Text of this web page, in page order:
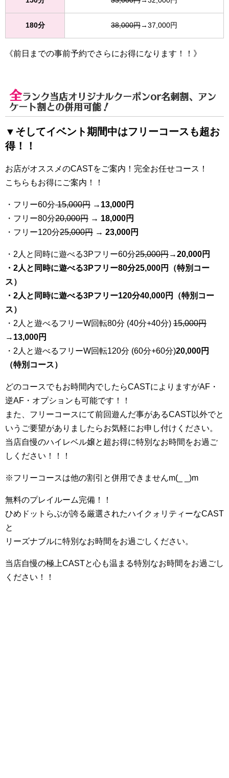
180分 38,000円→37,000円
《前日までの事前予約でさらにお得になります！！》
全ランク当店オリジナルクーポンor名刺割、アン
ケート割との併用可能！
▼そしてイベント期間中はフリーコースも超お
得！！
お店がオススメのCASTをご案内！完全お任せコース！
こちらもお得にご案内！！
・フリー60分15,000円 → 13,000円
・フリー80分20,000円 → 18,000円
・フリー120分25,000円 → 23,000円
・2人と同時に遊べる3Pフリー60分25,000円→20,000円
・2人と同時に遊べる3Pフリー80分25,000円（特別コー
ス）
・2人と同時に遊べる3Pフリー120分40,000円（特別コー
ス）
・2人と遊べるフリーW回転80分 (40分+40分) 15,000円
→ 13,000円
・2人と遊べるフリーW回転120分 (60分+60分)20,000円
（特別コース）
どのコースでもお時間内でしたらCASTによりますがAF・
逆AF・オプションも可能です！！
また、フリーコースにて前回遊んだ事があるCAST以外でと
いうご要望がありましたらお気軽にお申し付けください。
当店自慢のハイレベル嬢と超お得に特別なお時間をお過ご
しください！！！
※フリーコースは他の割引と併用できませんm(_ _)m
無料のプレイルーム完備！！
ひめドットらぶが誇る厳選されたハイクォリティーなCAST
と
リーズナブルに特別なお時間をお過ごしください。
当店自慢の極上CASTと心も温まる特別なお時間をお過ごし
ください！！